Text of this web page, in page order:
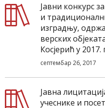
Јавни конкурс
и
изградњу,
верских
Косјерић у 2017.
септембар 26, 2017
Јавна
учеснике и